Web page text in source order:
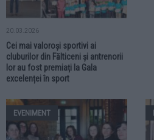
20.03.2026
Cei mai valoroși sportivi ai
cluburilor din Fălticeni și antrenorii
lor au fost premiați la Gala
excelenței în sport
EVENIMENT